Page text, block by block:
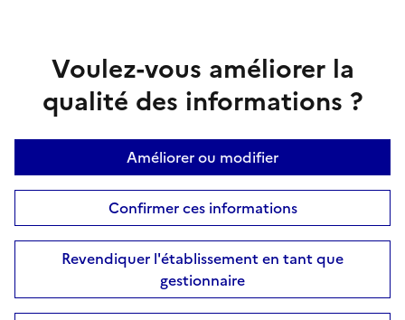
Voulez-vous améliorer la
qualité des informations ?
Améliorer ou modifier
Confirmer ces informations
Revendiquer l'établissement en tant que
gestionnaire